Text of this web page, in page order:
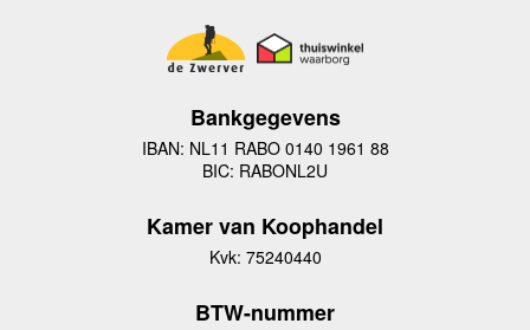
Bankgegevens
IBAN: NL11 RABO 0140 1961 88
BIC: RABONL2U
Kamer van Koophandel
Kvk: 75240440
BTW-nummer